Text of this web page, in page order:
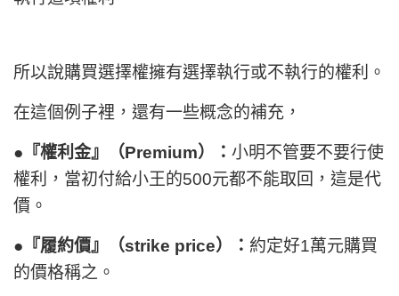
所以說購買選擇權擁有選擇執行或不執行的權利。
在這個例子裡，還有一些概念的補充，
●『權利金』（Premium）： 小明不管要不要行使
權利，當初付給小王的500元都不能取回，這是代
價。
●『履約價』（strike price）： 約定好1萬元購買
的價格稱之。